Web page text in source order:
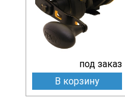
под заказ
В корзину